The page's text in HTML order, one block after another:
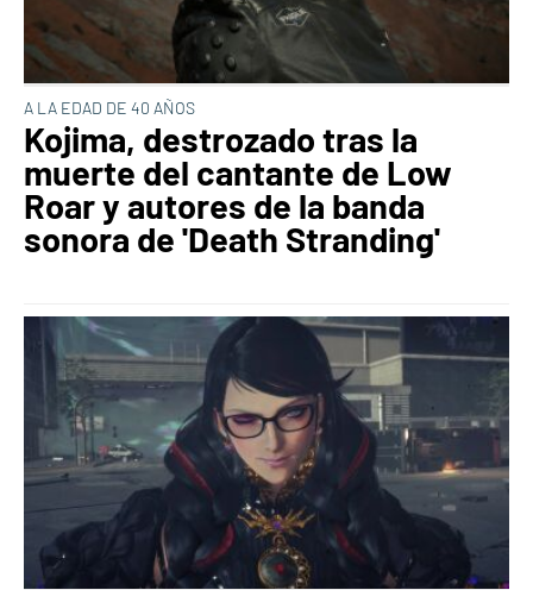
A LA EDAD DE 40 AÑOS
Kojima, destrozado tras la
muerte del cantante de Low
Roar y autores de la banda
sonora de 'Death Stranding'